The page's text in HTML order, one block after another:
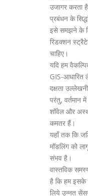
उजागर करता
प्रबंधन के
इसे समझने के
रिडक्शन
चाहिए।
यदि हम
GIS-आधारित
दक्षता
परंतु, वर्तमान
शॉवेल और
कमतर हैं।
यहाँ तक कि
मॉडलिंग को
संभव है।
वास्तविक
है कि हम इसके
लिये उन्नत